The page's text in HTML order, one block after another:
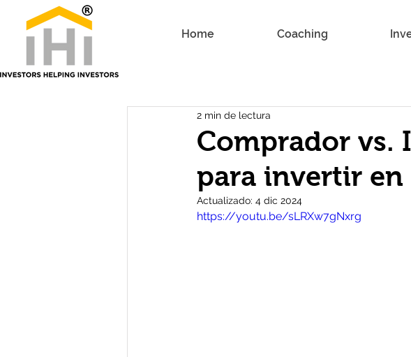
Home Coaching
Comprador vs.
para invertir en
2 min de lectura
Actualizado: 4 dic 2024
https://youtu.be/sLRXw7gNxrg